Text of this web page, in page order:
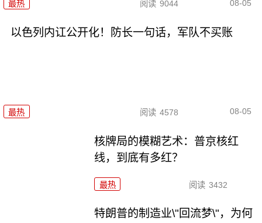
最热 阅读 9044 08-05
以色列内讧公开化！防长一句话，军队不买账
最热 阅读 4578 08-05
核牌局的模糊艺术：普京核红
线，到底有多红？
最热 阅读 3432
特朗普的制造业\"回流梦\"，为何